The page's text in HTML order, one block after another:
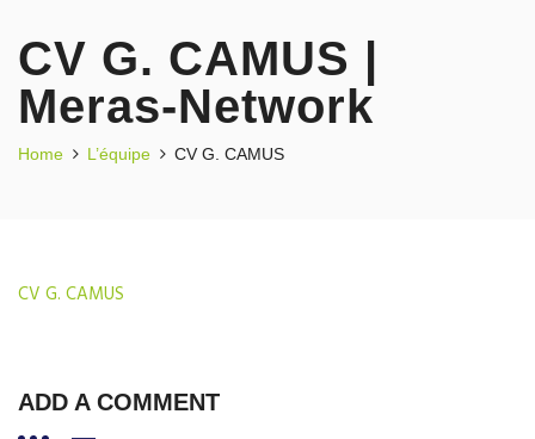
CV G. CAMUS |
Meras-Network
Home L’équipe CV G. CAMUS
CV G. CAMUS
ADD A COMMENT